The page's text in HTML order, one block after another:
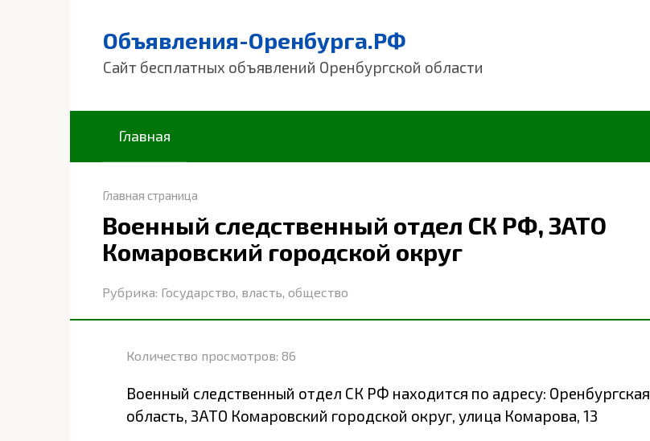
Объявления-Оренбурга.РФ
Сайт бесплатных объявлений Оренбургской области
Главная
Главная страница
Военный следственный отдел СК РФ, ЗАТО
Комаровский городской округ
Рубрика: Государство, власть, общество
Количество просмотров: 86
Военный следственный отдел СК РФ находится по адресу: Оренбургская
область, ЗАТО Комаровский городской округ, улица Комарова, 13